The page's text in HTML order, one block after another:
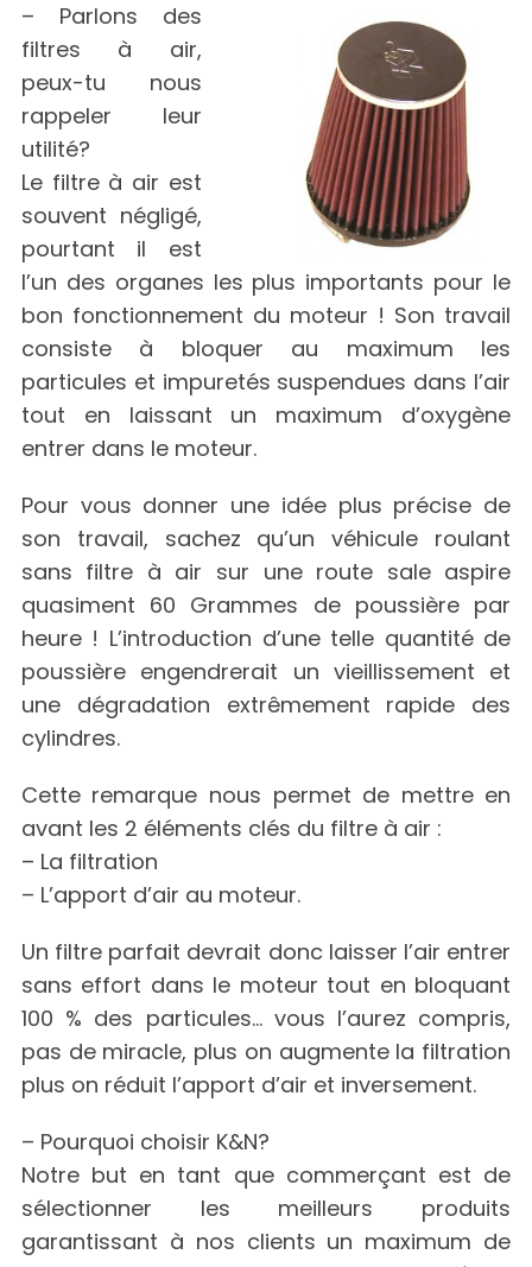
– Parlons des
filtres à air,
peux-tu nous
rappeler leur
utilité?
Le filtre à air est
souvent négligé,
pourtant il est
l’un des organes les plus importants pour le
bon fonctionnement du moteur ! Son travail
consiste à bloquer au maximum les
particules et impuretés suspendues dans l’air
tout en laissant un maximum d’oxygène
entrer dans le moteur.
Pour vous donner une idée plus précise de
son travail, sachez qu’un véhicule roulant
sans filtre à air sur une route sale aspire
quasiment 60 Grammes de poussière par
heure ! L’introduction d’une telle quantité de
poussière engendrerait un vieillissement et
une dégradation extrêmement rapide des
cylindres.
Cette remarque nous permet de mettre en
avant les 2 éléments clés du filtre à air :
– La filtration
– L’apport d’air au moteur.
Un filtre parfait devrait donc laisser l’air entrer
sans effort dans le moteur tout en bloquant
100 % des particules… vous l’aurez compris,
pas de miracle, plus on augmente la filtration
plus on réduit l’apport d’air et inversement.
– Pourquoi choisir K&N?
Notre but en tant que commerçant est de
sélectionner les meilleurs produits
garantissant à nos clients un maximum de